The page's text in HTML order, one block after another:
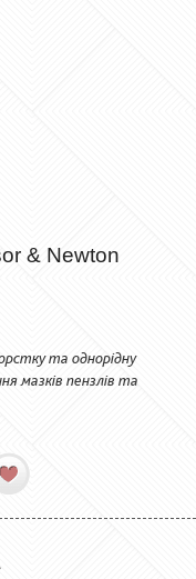
& Newton
та однорідну
мазків пензлів та